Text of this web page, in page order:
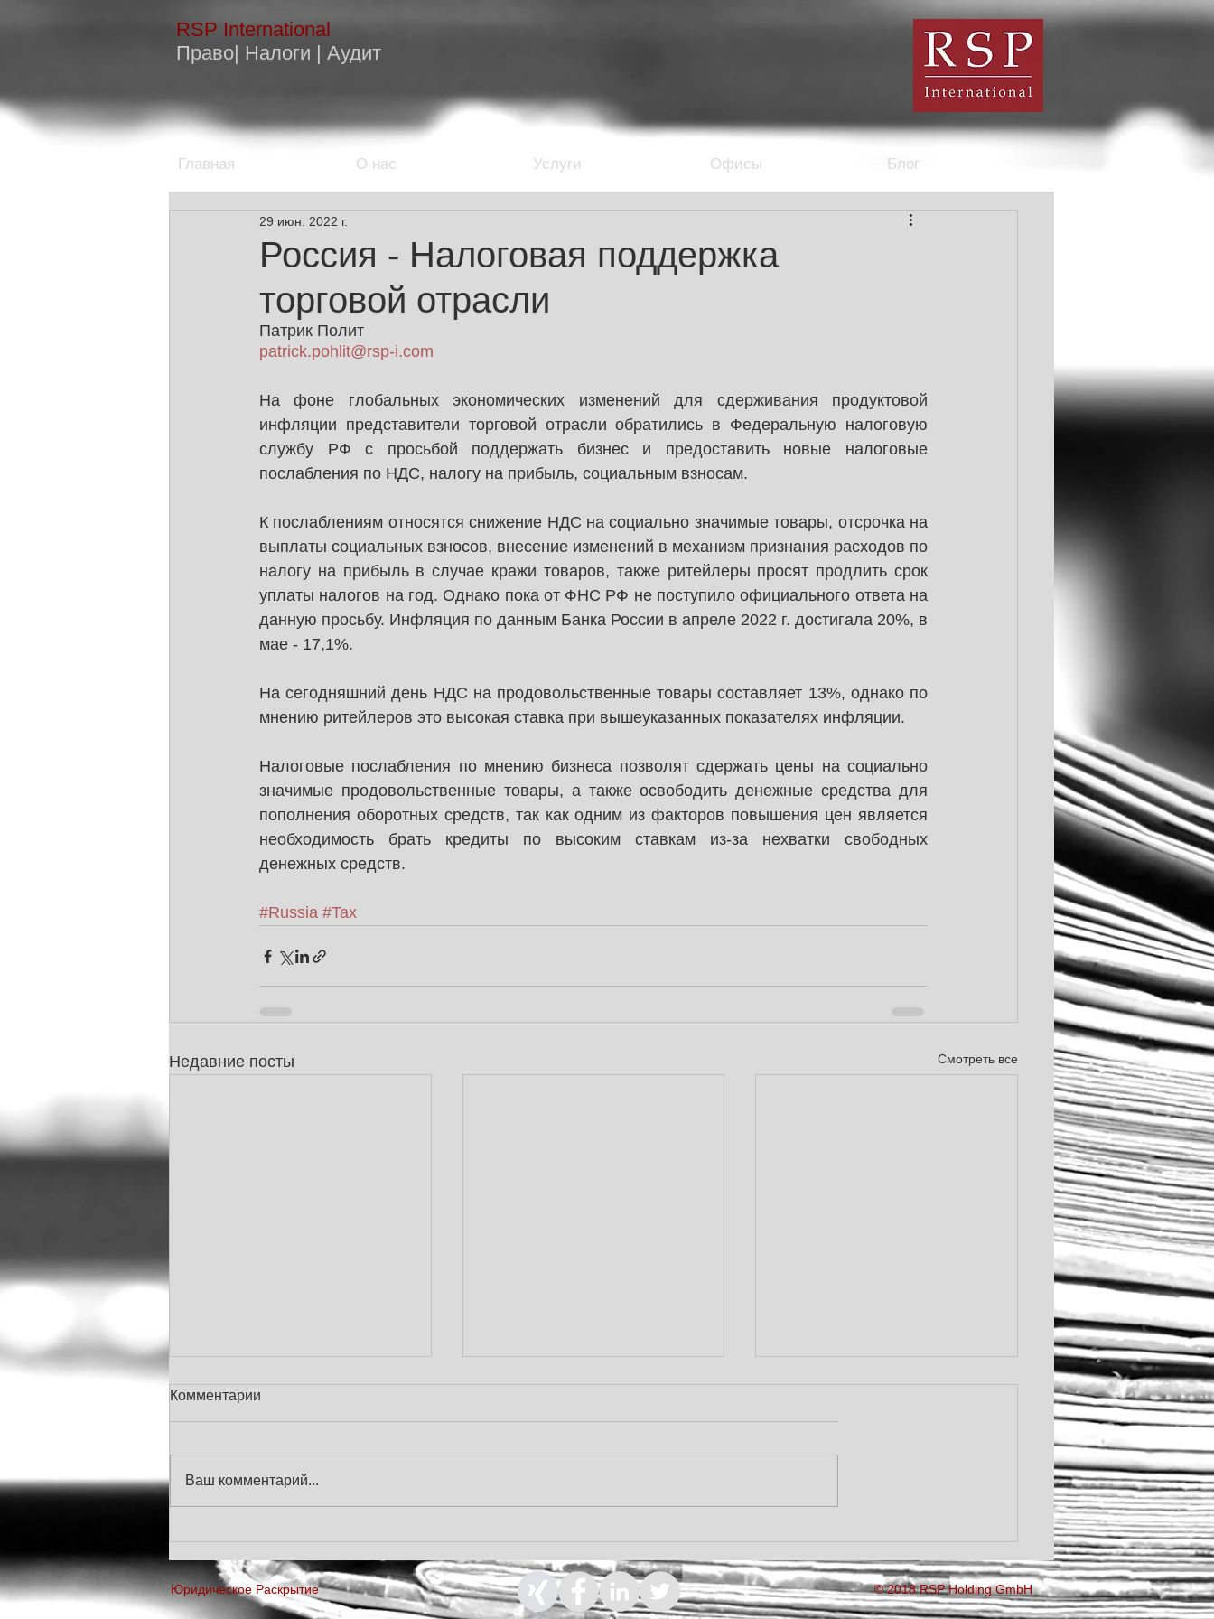
RSP International
Право| Налоги | Аудит
Главная О нас Услуги Офисы Блог
Россия - Налоговая поддержка
торговой отрасли
29 июн. 2022 г.
Патрик Полит
patrick.pohlit@rsp-i.com
На фоне глобальных экономических изменений для сдерживания продуктовой
инфляции представители торговой отрасли обратились в Федеральную налоговую
службу РФ с просьбой поддержать бизнес и предоставить новые налоговые
послабления по НДС, налогу на прибыль, социальным взносам.
К послаблениям относятся снижение НДС на социально значимые товары, отсрочка на
выплаты социальных взносов, внесение изменений в механизм признания расходов по
налогу на прибыль в случае кражи товаров, также ритейлеры просят продлить срок
уплаты налогов на год. Однако пока от ФНС РФ не поступило официального ответа на
данную просьбу. Инфляция по данным Банка России в апреле 2022 г. достигала 20%, в
мае - 17,1%.
На сегодняшний день НДС на продовольственные товары составляет 13%, однако по
мнению ритейлеров это высокая ставка при вышеуказанных показателях инфляции.
Налоговые послабления по мнению бизнеса позволят сдержать цены на социально
значимые продовольственные товары, а также освободить денежные средства для
пополнения оборотных средств, так как одним из факторов повышения цен является
необходимость брать кредиты по высоким ставкам из-за нехватки свободных
денежных средств.
#Russia #Tax
Недавние посты Смотреть все
почту законно
Комментарии
Ваш комментарий...
Юридическое Раскрытие © 2018 RSP Holding GmbH